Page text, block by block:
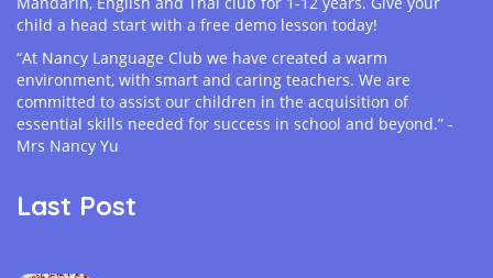
child a head start with a free demo lesson today!
“At Nancy Language Club we have created a warm
environment, with smart and caring teachers. We are
committed to assist our children in the acquisition of
essential skills needed for success in school and beyond.” -
Mrs Nancy Yu
Last Post